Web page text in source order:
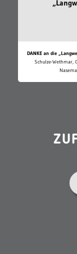
DANKE an die
Schulze-Wethmar,